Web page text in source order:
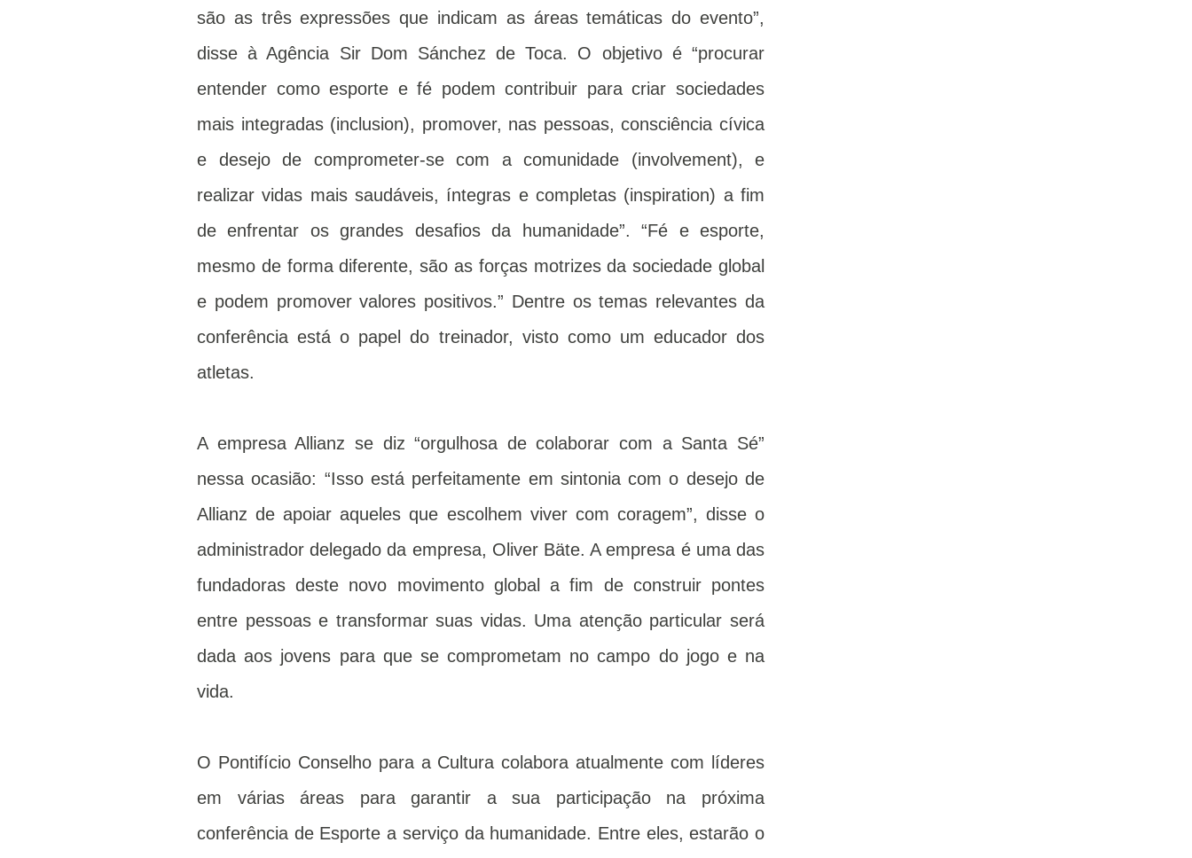
são as três expressões que indicam as áreas temáticas do evento”,
disse à Agência Sir Dom Sánchez de Toca. O objetivo é “procurar
entender como esporte e fé podem contribuir para criar sociedades
mais integradas (inclusion), promover, nas pessoas, consciência cívica
e desejo de comprometer-se com a comunidade (involvement), e
realizar vidas mais saudáveis, íntegras e completas (inspiration) a fim
de enfrentar os grandes desafios da humanidade”. “Fé e esporte,
mesmo de forma diferente, são as forças motrizes da sociedade global
e podem promover valores positivos.” Dentre os temas relevantes da
conferência está o papel do treinador, visto como um educador dos
atletas.
A empresa Allianz se diz “orgulhosa de colaborar com a Santa Sé”
nessa ocasião: “Isso está perfeitamente em sintonia com o desejo de
Allianz de apoiar aqueles que escolhem viver com coragem”, disse o
administrador delegado da empresa, Oliver Bäte. A empresa é uma das
fundadoras deste novo movimento global a fim de construir pontes
entre pessoas e transformar suas vidas. Uma atenção particular será
dada aos jovens para que se comprometam no campo do jogo e na
vida.
O Pontifício Conselho para a Cultura colabora atualmente com líderes
em várias áreas para garantir a sua participação na próxima
conferência de Esporte a serviço da humanidade. Entre eles, estarão o